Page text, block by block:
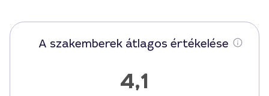
A szakemberek átlagos értékelése
4,1